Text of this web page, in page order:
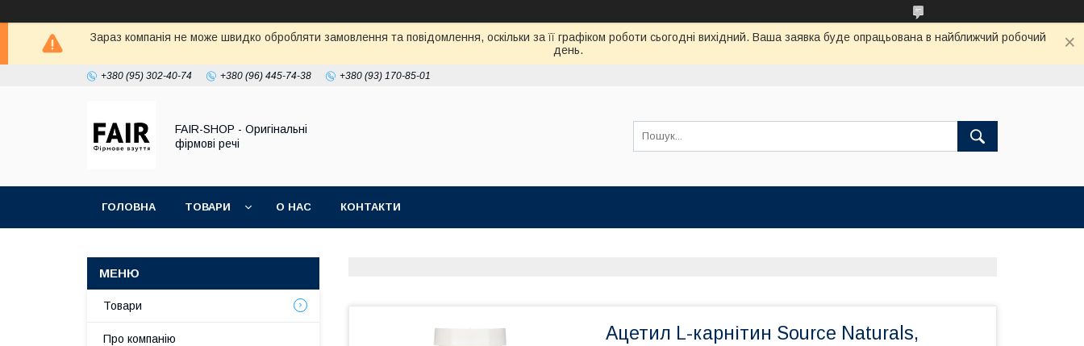
Зараз компанія не може швидко обробляти замовлення та повідомлення, оскільки за її графіком роботи сьогодні вихідний. Ваша заявка буде опрацьована в найближчий робочий
день.
+380 (95) 302-40-74 +380 (96) 445-74-38 +380 (93) 170-85-01
FAIR-SHOP - Оригінальні
фірмові речі
ГОЛОВНА ТОВАРИ О НАС КОНТАКТИ
Ацетил L-карнітин Source Naturals,
Товари
Про компанію